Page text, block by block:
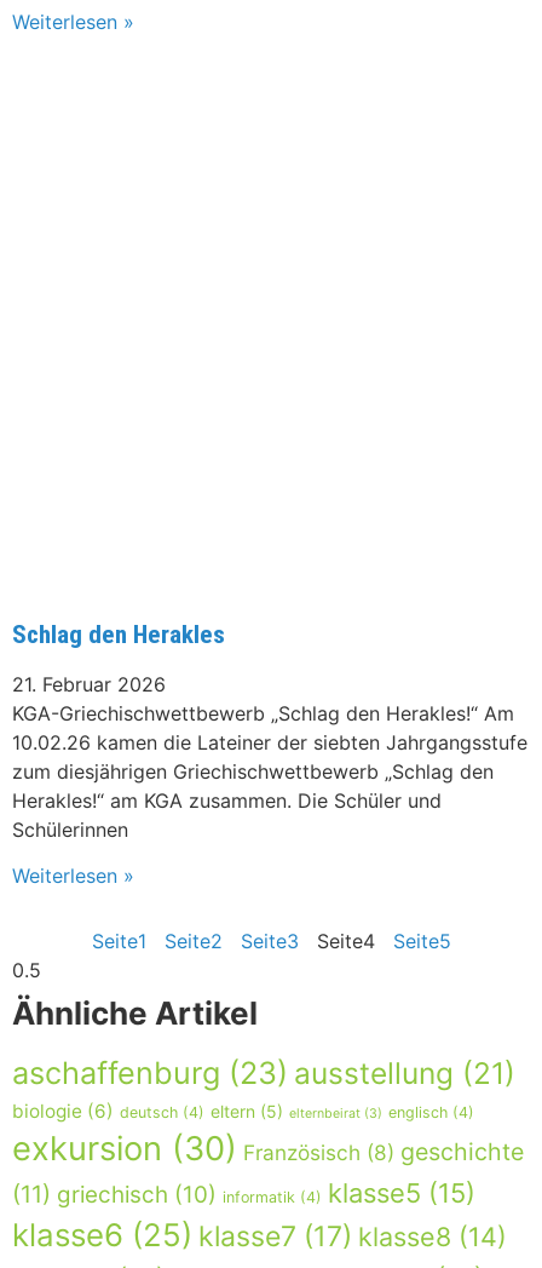
Weiterlesen »
Schlag den Herakles
21. Februar 2026
KGA-Griechischwettbewerb „Schlag den Herakles!“ Am
10.02.26 kamen die Lateiner der siebten Jahrgangsstufe
zum diesjährigen Griechischwettbewerb „Schlag den
Herakles!“ am KGA zusammen. Die Schüler und
Schülerinnen
Weiterlesen »
Seite1 Seite2 Seite3 Seite4 Seite5
Ähnliche Artikel
aschaffenburg (23) ausstellung (21)
biologie (6) deutsch (4) eltern (5) elternbeirat (3) englisch (4)
exkursion (30) Französisch (8) geschichte
(11) griechisch (10) informatik (4) klasse5 (15)
klasse6 (25) klasse7 (17) klasse8 (14)